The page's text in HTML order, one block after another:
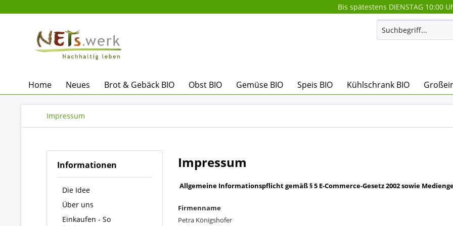
Bis spätestens DIENSTAG 10:00
Home Neues Brot & Gebäck BIO Obst BIO Gemüse BIO Speis BIO Kühlschrank BIO
Impressum
Informationen
Die Idee
Über uns
Einkaufen - So
Impressum
Allgemeine Informationspflicht gemäß § 5 E-Commerce-Gesetz 2002 sowie
Firmenname
Petra Königshofer